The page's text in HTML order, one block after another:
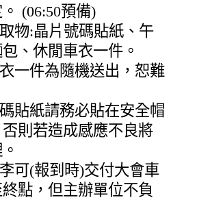
(06:50預備)
物:晶片號碼貼紙、午
、休閒車衣一件。
一件為隨機送出，恕難
貼紙請務必貼在安全帽
否則若造成感應不良將
可(報到時)交付大會車
點，但主辦單位不負